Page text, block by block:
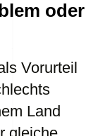
oder
Vorurteil
Land